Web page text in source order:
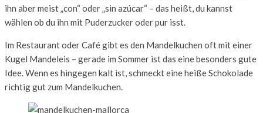
ihn aber meist „con“ oder „sin azúcar“ – das heißt, du kannst
wählen ob du ihn mit Puderzucker oder pur isst.
Im Restaurant oder Café gibt es den Mandelkuchen oft mit einer
Kugel Mandeleis – gerade im Sommer ist das eine besonders gute
Idee. Wenn es hingegen kalt ist, schmeckt eine heiße Schokolade
richtig gut zum Mandelkuchen.